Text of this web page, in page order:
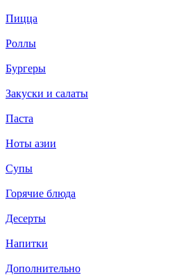
Пицца
Роллы
Бургеры
Закуски и салаты
Паста
Ноты азии
Супы
Горячие блюда
Десерты
Напитки
Дополнительно